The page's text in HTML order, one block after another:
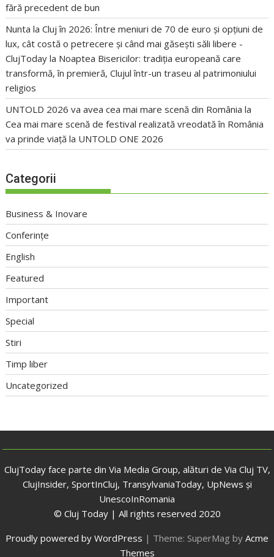
fără precedent de bun
Nunta la Cluj în 2026: Între meniuri de 70 de euro și opțiuni de
lux, cât costă o petrecere și când mai găsești săli libere -
ClujToday la Noaptea Bisericilor: tradiția europeană care
transformă, în premieră, Clujul într-un traseu al patrimoniului
religios
UNTOLD 2026 va avea cea mai mare scenă din România la
Cea mai mare scenă de festival realizată vreodată în România
va prinde viață la UNTOLD ONE 2026
Categorii
Business & Inovare
Conferințe
English
Featured
Important
Special
Stiri
Timp liber
Uncategorized
ClujToday face parte din Via Media Group, alături de Via Cluj TV,
ClujInsider, SportInCluj, TransylvaniaToday, UpNews și
UnescoInRomania
© Cluj Today | All rights reserved 2020
Proudly powered by WordPress | Theme: SuperMag by Acme
Themes